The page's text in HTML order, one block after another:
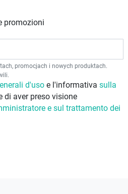
promozioni
promocjach i nowych produktach.
d'uso e l'informativa sulla
di aver preso visione
e sul trattamento dei